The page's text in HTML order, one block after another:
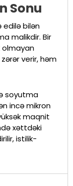
Sonu
edilə bilən
malikdir. Bir
olmayan
verir, həm
soyutma
incə mikron
maqnit
xəttdəki
istilik-